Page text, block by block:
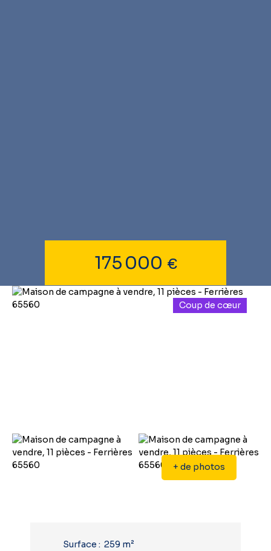
175 000 €
Coup de cœur
+ de photos
Surface : 259 m²